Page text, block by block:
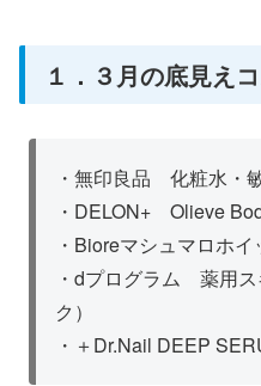
１．３月の底見え
・無印良品 化粧水・
・DELON+ Olieve
・Bioreマシュマロホ
・dプログラム 薬用
ク）
・＋Dr.Nail DEEP